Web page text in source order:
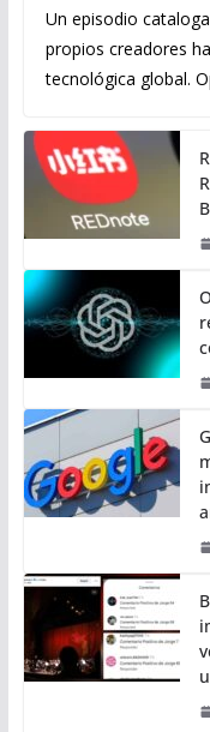
Un episodio
propios creadores
tecnológica global.